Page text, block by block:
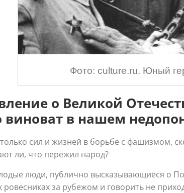
Фото: culture.ru. Юный
о Великой
виноват в нашем
сил и жизней в борьбе с фашизмом,
ли, что пережил народ?
люди, публично высказывающиеся о
за рубежом и говорить не